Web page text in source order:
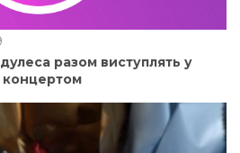
разом виступлять у
концертом